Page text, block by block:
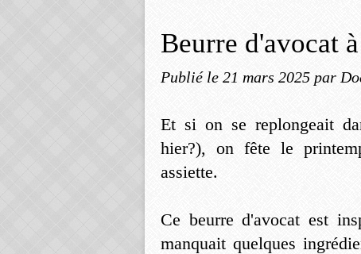
Beurre d'avocat
Publié le 21 mars 2025 par
Et si on se replongeait
hier?), on fête le
assiette.
Ce beurre d'avocat est
manquait quelques